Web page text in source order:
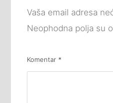
Vaša email adresa
Neophodna polja su
Komentar *